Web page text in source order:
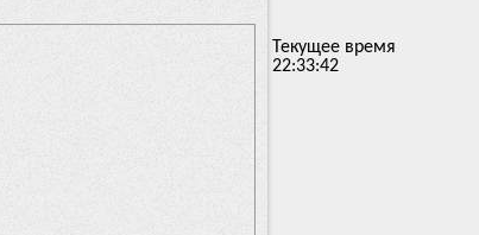
Текущее время
22:33:42